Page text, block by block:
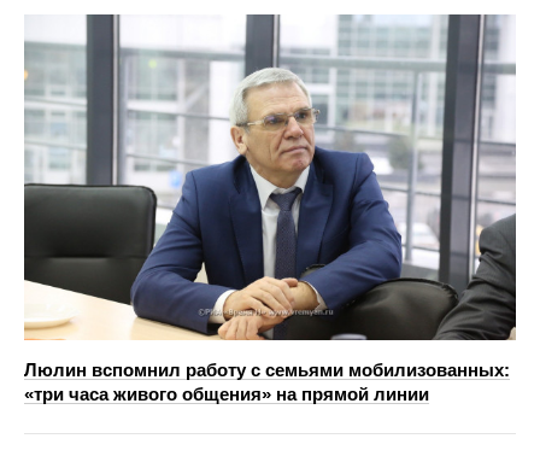
Люлин вспомнил работу с семьями мобилизованных:
«три часа живого общения» на прямой линии